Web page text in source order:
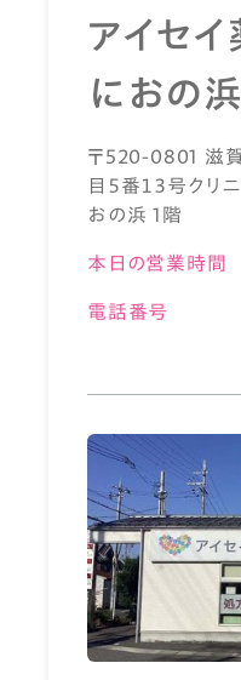
アイセ
におの
〒520-0801 滋
目５番１３号クリ
おの浜 1階
本日の営業時間
電話番号